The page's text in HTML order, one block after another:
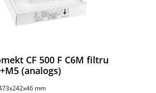
CF 500 F C6M filtru
(analogs)
mm